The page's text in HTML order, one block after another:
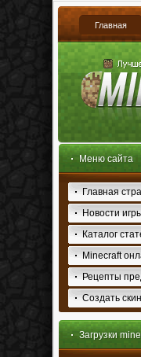
Главная
Меню сайта
Главная
Новости
Каталог
Minecraft
Рецепты
Создать
Загрузки